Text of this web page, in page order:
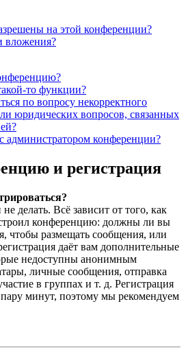
на этой конференции?
вложения?
то функции?
по вопросу некорректного
юридических вопросов, связанных
администратором конференции?
и регистрация
делать. Всё зависит от того, как
конференцию: должны ли вы
чтобы размещать сообщения, или
даёт вам дополнительные
недоступны анонимным
личные сообщения, отправка
в группах и т. д. Регистрация
пару минут, поэтому мы рекомендуем